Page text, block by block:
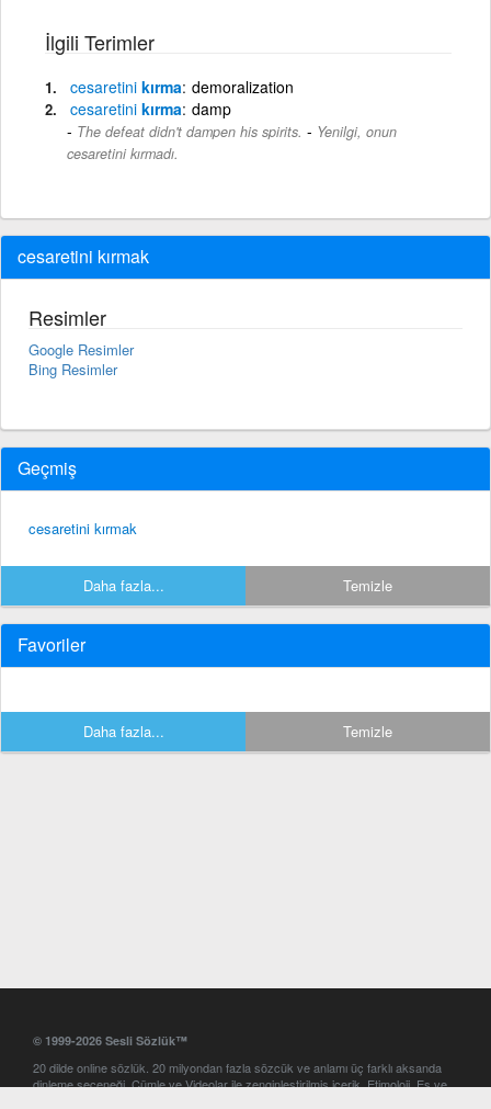
İlgili Terimler
cesaretini kırma demoralization
cesaretini kırma damp
The defeat didn't dampen his spirits. - Yenilgi, onun
cesaretini kırmadı.
cesaretini kırmak
Resimler
Google Resimler
Bing Resimler
Geçmiş
cesaretini kırmak
Daha fazla... Temizle
Favoriler
Daha fazla... Temizle
© 1999-2026 Sesli Sözlük™
20 dilde online sözlük. 20 milyondan fazla sözcük ve anlamı üç farklı aksanda
dinleme seçeneği. Cümle ve Videolar ile zenginleştirilmiş içerik. Etimoloji, Eş ve